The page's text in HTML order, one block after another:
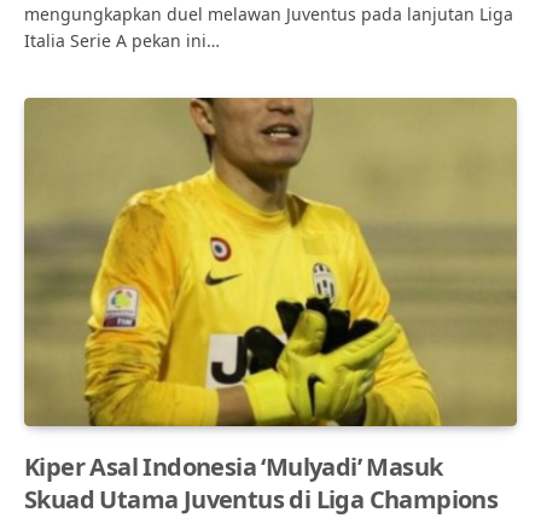
mengungkapkan duel melawan Juventus pada lanjutan Liga
Italia Serie A pekan ini…
Kiper Asal Indonesia ‘Mulyadi’ Masuk
Skuad Utama Juventus di Liga Champions